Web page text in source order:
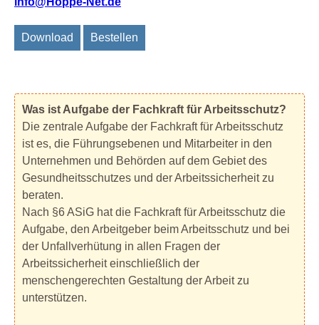
Download Bestellen
Was ist Aufgabe der Fachkraft für Arbeitsschutz?
Die zentrale Aufgabe der Fachkraft für Arbeitsschutz
ist es, die Führungsebenen und Mitarbeiter in den
Unternehmen und Behörden auf dem Gebiet des
Gesundheitsschutzes und der Arbeitssicherheit zu
beraten.
Nach §6 ASiG hat die Fachkraft für Arbeitsschutz die
Aufgabe, den Arbeitgeber beim Arbeitsschutz und bei
der Unfallverhütung in allen Fragen der
Arbeitssicherheit einschließlich der
menschengerechten Gestaltung der Arbeit zu
unterstützen.